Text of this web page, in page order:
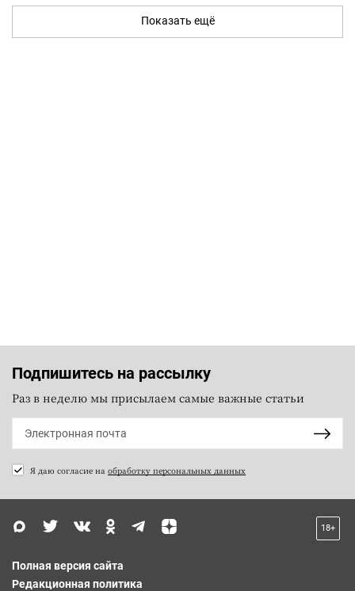
Показать ещё
Подпишитесь на рассылку
Раз в неделю мы присылаем самые важные статьи
Я даю согласие на обработку персональных данных
18+
Полная версия сайта
Редакционная политика